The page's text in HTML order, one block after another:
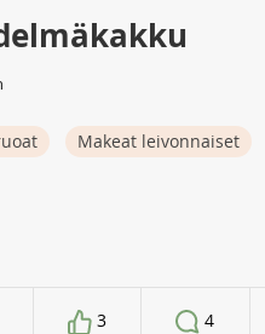
Makeat leivonnaiset
3 4